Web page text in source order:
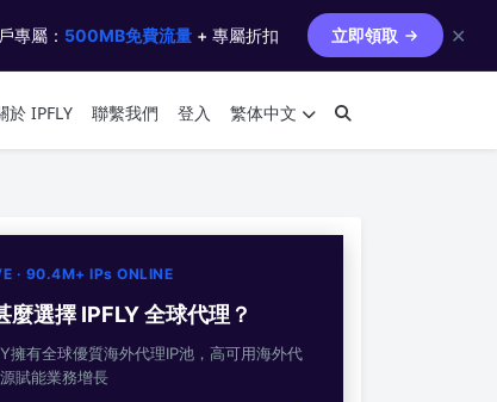
專屬： 500MB免費流量 + 專屬折扣 立即領取 ✕
於 IPFLY 聯繫我們 登入 繁体中文
· 90.4M+ IPs ONLINE
麼選擇 IPFLY 全球代理？
擁有全球優質海外代理IP池，高可用海外代
賦能業務增長